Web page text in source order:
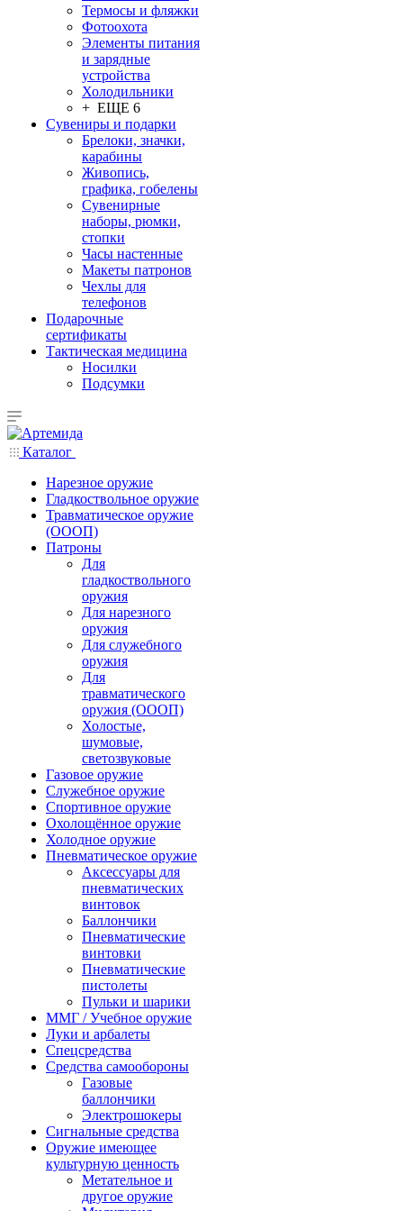
Термосы и фляжки
Фотоохота
Элементы питания
и зарядные
устройства
Холодильники
+ ЕЩЕ 6
Сувениры и подарки
Брелоки, значки,
карабины
Живопись,
графика, гобелены
Сувенирные
наборы, рюмки,
стопки
Часы настенные
Макеты патронов
Чехлы для
телефонов
Подарочные
сертификаты
Тактическая медицина
Носилки
Подсумки
Каталог
Нарезное оружие
Гладкоствольное оружие
Травматическое оружие
(ОООП)
Патроны
Для
гладкоствольного
оружия
Для нарезного
оружия
Для служебного
оружия
Для
травматического
оружия (ОООП)
Холостые,
шумовые,
светозвуковые
Газовое оружие
Служебное оружие
Спортивное оружие
Охолощённое оружие
Холодное оружие
Пневматическое оружие
Аксессуары для
пневматических
винтовок
Баллончики
Пневматические
винтовки
Пневматические
пистолеты
Пульки и шарики
ММГ / Учебное оружие
Луки и арбалеты
Спецсредства
Средства самообороны
Газовые
баллончики
Электрошокеры
Сигнальные средства
Оружие имеющее
культурную ценность
Метательное и
другое оружие